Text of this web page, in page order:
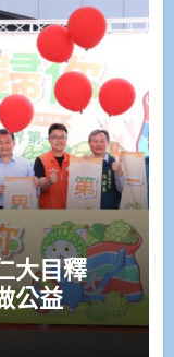
大目釋
公益